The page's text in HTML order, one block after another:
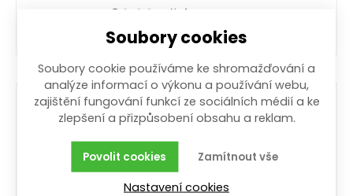
86,00 Kč / ks
Soubory cookies
Soubory cookie používáme ke shromažďování a
analýze informací o výkonu a používání webu,
zajištění fungování funkcí ze sociálních médií a ke
zlepšení a přizpůsobení obsahu a reklam.
Zamítnout vše
Povolit cookies
Nastavení cookies